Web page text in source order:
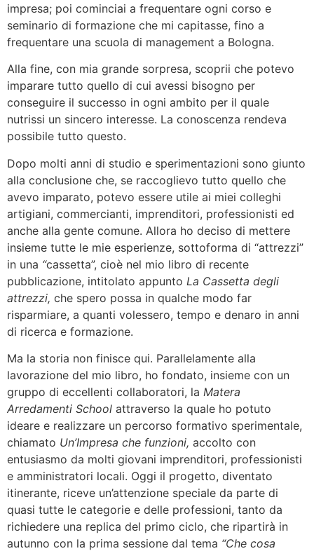
impresa; poi cominciai a frequentare ogni corso e
seminario di formazione che mi capitasse, fino a
frequentare una scuola di management a Bologna.
Alla fine, con mia grande sorpresa, scoprii che potevo
imparare tutto quello di cui avessi bisogno per
conseguire il successo in ogni ambito per il quale
nutrissi un sincero interesse. La conoscenza rendeva
possibile tutto questo.
Dopo molti anni di studio e sperimentazioni sono giunto
alla conclusione che, se raccoglievo tutto quello che
avevo imparato, potevo essere utile ai miei colleghi
artigiani, commercianti, imprenditori, professionisti ed
anche alla gente comune. Allora ho deciso di mettere
insieme tutte le mie esperienze, sottoforma di “attrezzi”
in una “cassetta”, cioè nel mio libro di recente
pubblicazione, intitolato appunto La Cassetta degli
attrezzi, che spero possa in qualche modo far
risparmiare, a quanti volessero, tempo e denaro in anni
di ricerca e formazione.
Ma la storia non finisce qui. Parallelamente alla
lavorazione del mio libro, ho fondato, insieme con un
gruppo di eccellenti collaboratori, la Matera
Arredamenti School attraverso la quale ho potuto
ideare e realizzare un percorso formativo sperimentale,
chiamato Un’Impresa che funzioni, accolto con
entusiasmo da molti giovani imprenditori, professionisti
e amministratori locali. Oggi il progetto, diventato
itinerante, riceve un’attenzione speciale da parte di
quasi tutte le categorie e delle professioni, tanto da
richiedere una replica del primo ciclo, che ripartirà in
autunno con la prima sessione dal tema “Che cosa